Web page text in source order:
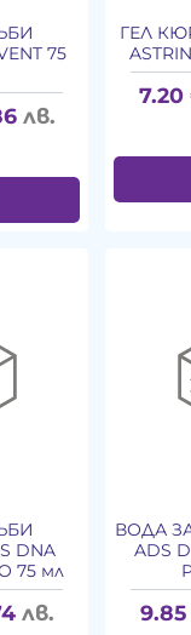
75
лв.
ГЕЛ
7.20
DNA
75 мл
лв.
ВОДА
ADS
9.85